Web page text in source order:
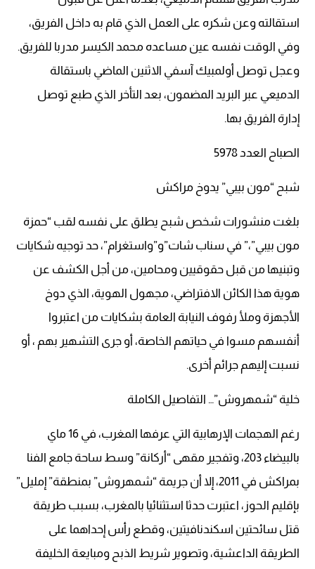
استقالته وعن شكره على العمل الذي قام به داخل الفريق،
وفي الوقت نفسه عين مساعده محمد الكيسر مدربا للفريق.
وعجل توصل أولمبيك آسفي الاثنين الماضي باستقالة
الدميعي عبر البريد المضمون، بعد التأخر الذي طبع توصل
إدارة الفريق بها.
الصباح العدد 5978
شبح “مون بيبي” يدوخ مراكش
بلغت منشورات شخص شبح يطلق على نفسه لقب “حمزة
مون بيبي”،” في سناب شات”و”واستغرام”، حد توجيه شكايات
وتبنيها من قبل حقوقيين ومحامين، من أجل الكشف عن
هوية هذا الكائن الافتراضي، مجهول الهوية، الذي دوخ
الأجهزة وملأ رفوف النيابة العامة بشكايات من اعتبروا
أنفسهم مسوا في حياتهم الخاصة، أو جرى التشهير بهم ، أو
نسبت إليهم جرائم أخرى.
خلية “شمهروش”… التفاصيل الكاملة
رغم الهجمات الإرهابية التي عرفها المغرب، في 16 ماي
بالبيضاء 203، وتفجير مقهى “أركانة” وسط ساحة جامع الفنا
بمراكش في 2011، إلا أن جريمة “شمهروش” بمنطقة” إمليل”
بإقليم الحوز، اعتبرت حدثا استثنائيا بالمغرب، بسبب طريقة
قتل سائحتين اسكندنافيتين، وقطع رأس إحداهما على
الطريقة الداعشية، وتصوير شريط الذبح ومبايعة الخليفة